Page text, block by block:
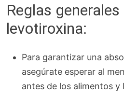
Reglas
levotiroxina:
Para garantizar una
asegúrate esperar al
antes de los alimentos y